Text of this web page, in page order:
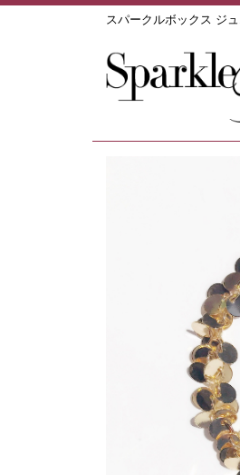
スパークルボックス ジ